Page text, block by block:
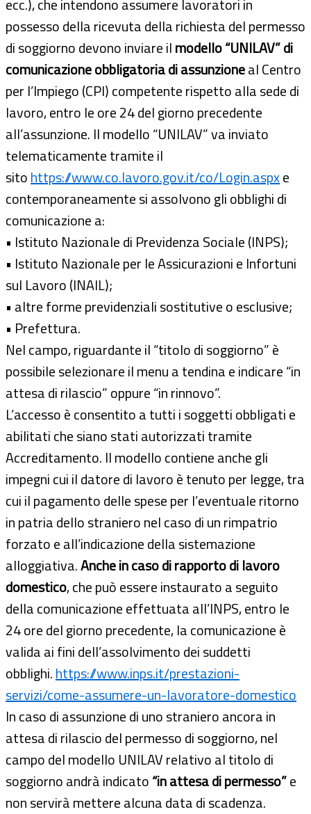
ecc.), che intendono assumere lavoratori in
possesso della ricevuta della richiesta del permesso
di soggiorno devono inviare ilmodello “UNILAV” di
comunicazione obbligatoria di assunzioneal Centro
per l’Impiego (CPI) competente rispetto alla sede di
lavoro, entro le ore 24 del giorno precedente
all’assunzione. Il modello “UNILAV” va inviato
telematicamente tramite il
sitohttps://www.co.lavoro.gov.it/co/Login.aspxe
contemporaneamente si assolvono gli obblighi di
comunicazione a:
• Istituto Nazionale di Previdenza Sociale (INPS);
• Istituto Nazionale per le Assicurazioni e Infortuni
sul Lavoro (INAIL);
• altre forme previdenziali sostitutive o esclusive;
• Prefettura.
Nel campo, riguardante il “titolo di soggiorno” è
possibile selezionare il menu a tendina e indicare “in
attesa di rilascio” oppure “in rinnovo”.
L’accesso è consentito a tutti i soggetti obbligati e
abilitati che siano stati autorizzati tramite
Accreditamento. Il modello contiene anche gli
impegni cui il datore di lavoro è tenuto per legge, tra
cui il pagamento delle spese per l’eventuale ritorno
in patria dello straniero nel caso di un rimpatrio
forzato e all’indicazione della sistemazione
alloggiativa.Anche in caso di rapporto di lavoro
domestico, che può essere instaurato a seguito
della comunicazione effettuata all’INPS, entro le
24 ore del giorno precedente, la comunicazione è
valida ai fini dell’assolvimento dei suddetti
obblighi.https://www.inps.it/prestazioni-
servizi/come-assumere-un-lavoratore-domestico
In caso di assunzione di uno straniero ancora in
attesa di rilascio del permesso di soggiorno, nel
campo del modello UNILAV relativo al titolo di
soggiorno andrà indicato“in attesa di permesso”e
non servirà mettere alcuna data di scadenza.